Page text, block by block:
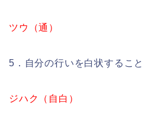
ツウ（通）
5．自分の行いを白状すること
ジハク（自白 ）